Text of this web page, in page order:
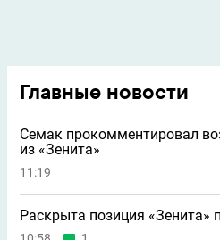
Главные новости
Семак прокомментировал
из «Зенита»
11:19
Раскрыта позиция «Зенита»